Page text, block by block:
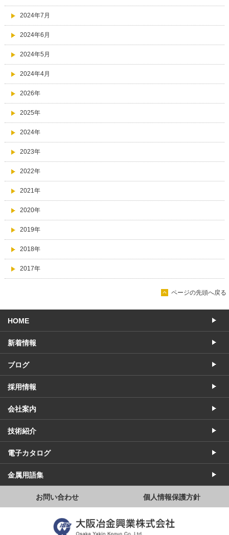
2024年7月
2024年6月
2024年5月
2024年4月
2026年
2025年
2024年
2023年
2022年
2021年
2020年
2019年
2018年
2017年
ページの先頭へ戻る
HOME
新着情報
ブログ
採用情報
会社案内
技術紹介
電子カタログ
金属用語集
お問い合わせ 個人情報保護方針